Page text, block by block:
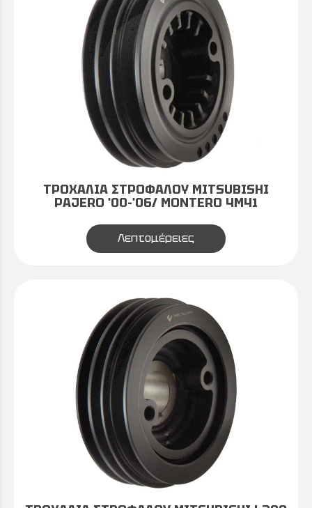
ΤΡΟΧΑΛΙΑ ΣΤΡΟΦΑΛΟΥ MITSUBISHI
PAJERO '00-'06/ MONTERO 4M41
Λεπτομέρειες